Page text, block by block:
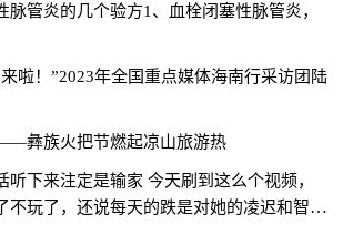
脉管炎的几个验方1、血栓闭塞性脉管炎，
啦！”2023年全国重点媒体海南行采访团陆
彝族火把节燃起凉山旅游热
听下来注定是输家 今天刷到这么个视频，
不玩了，还说每天的跌是对她的凌迟和智商